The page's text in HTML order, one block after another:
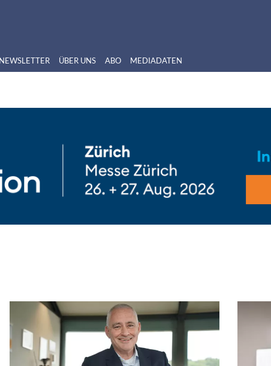
NEWSLETTER ÜBER UNS ABO MEDIADATEN